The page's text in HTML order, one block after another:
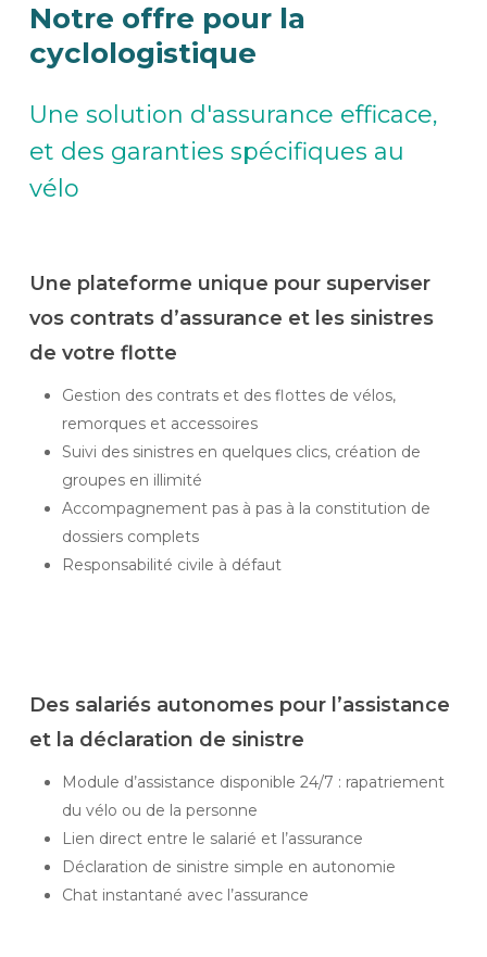
Notre offre pour la
cyclologistique
Une solution d'assurance efficace,
et des garanties spécifiques au
vélo
Une plateforme unique pour superviser
vos contrats d’assurance et les sinistres
de votre flotte
Gestion des contrats et des flottes de vélos,
remorques et accessoires
Suivi des sinistres en quelques clics, création de
groupes en illimité
Accompagnement pas à pas à la constitution de
dossiers complets
Responsabilité civile à défaut
Des salariés autonomes pour l’assistance
et la déclaration de sinistre
Module d’assistance disponible 24/7 : rapatriement
du vélo ou de la personne
Lien direct entre le salarié et l’assurance
Déclaration de sinistre simple en autonomie
Chat instantané avec l’assurance